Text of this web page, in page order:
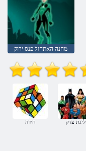
מחנה האתחול פנס ירוק
חידה ליגת צדק